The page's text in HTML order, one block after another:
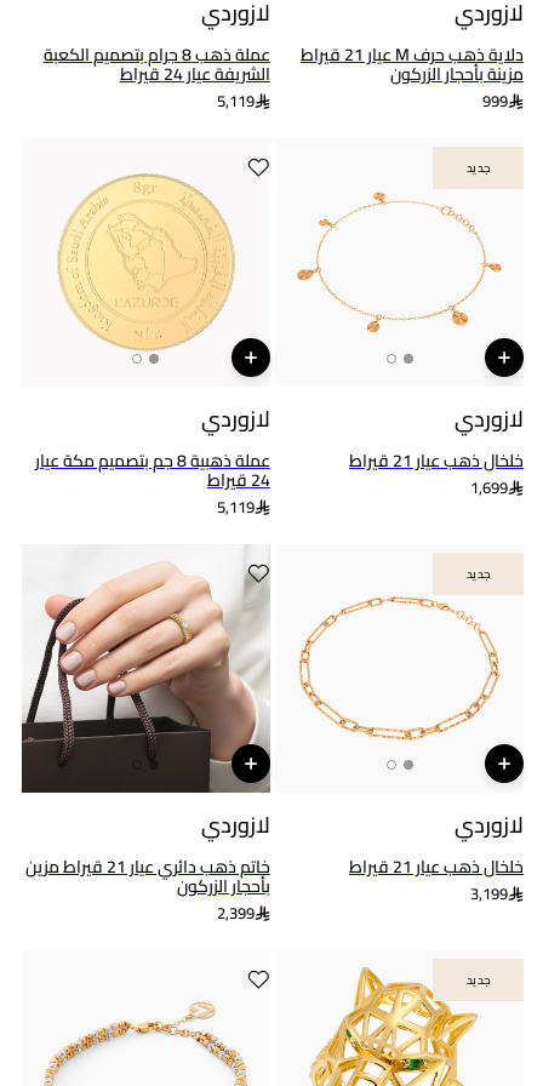
لازوردي
دلاية ذهب حرف M عيار 21 قيراط
مزينة بأحجار الزركون
999
لازوردي
عملة ذهب 8 جرام بتصميم الكعبة
الشريفة عيار 24 قيراط
5,119
جديد
جديد
لازوردي
خلخال ذهب عيار 21 قيراط
1,699
لازوردي
عملة ذهبية 8 جم بتصميم مكة عيار
24 قيراط
5,119
جديد
جديد
لازوردي
خلخال ذهب عيار 21 قيراط
3,199
لازوردي
خاتم ذهب دائري عيار 21 قيراط مزين
بأحجار الزركون
2,399
جديد
جديد